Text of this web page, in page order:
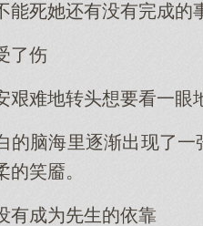
能死她还有没有完成的
了伤
艰难地转头想要看一眼
的脑海里逐渐出现了
的笑靥。
有成为先生的依靠